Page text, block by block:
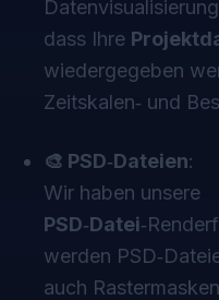
dass Ihre
wiedergegeben
Zeitskalen‑ und
🎨 PSD‑Dateien:
Wir haben unsere
PSD‑Datei
werden
auch